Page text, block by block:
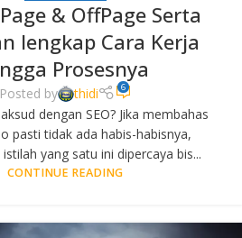
& OffPage Serta
lengkap Cara Kerja
Prosesnya
Posted by thidi 6
dengan SEO? Jika membahas
pasti tidak ada habis-habisnya,
yang satu ini dipercaya bis...
CONTINUE READING